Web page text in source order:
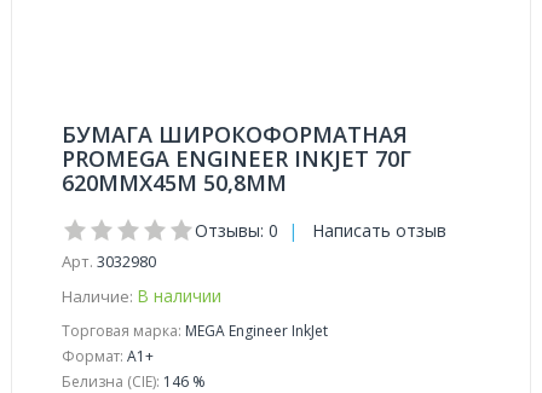
БУМАГА ШИРОКОФОРМАТНАЯ
PROMEGA ENGINEER INKJET 70Г
620ММХ45М 50,8ММ
Отзывы: 0 | Написать отзыв
Арт. 3032980
Наличие: В наличии
Торговая марка: MEGA Engineer InkJet
Формат: A1+
Белизна (CIE): 146 %